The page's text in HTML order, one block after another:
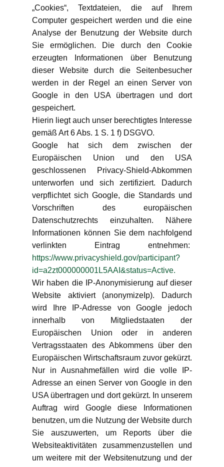
„Cookies“, Textdateien, die auf Ihrem
Computer gespeichert werden und die eine
Analyse der Benutzung der Website durch
Sie ermöglichen. Die durch den Cookie
erzeugten Informationen über Benutzung
dieser Website durch die Seitenbesucher
werden in der Regel an einen Server von
Google in den USA übertragen und dort
gespeichert.
Hierin liegt auch unser berechtigtes Interesse
gemäß Art 6 Abs. 1 S. 1 f) DSGVO.
Google hat sich dem zwischen der
Europäischen Union und den USA
geschlossenen Privacy-Shield-Abkommen
unterworfen und sich zertifiziert. Dadurch
verpflichtet sich Google, die Standards und
Vorschriften des europäischen
Datenschutzrechts einzuhalten. Nähere
Informationen können Sie dem nachfolgend
verlinkten Eintrag entnehmen:
https://www.privacyshield.gov/participant?
id=a2zt000000001L5AAI&status=Active.
Wir haben die IP-Anonymisierung auf dieser
Website aktiviert (anonymizeIp). Dadurch
wird Ihre IP-Adresse von Google jedoch
innerhalb von Mitgliedstaaten der
Europäischen Union oder in anderen
Vertragsstaaten des Abkommens über den
Europäischen Wirtschaftsraum zuvor gekürzt.
Nur in Ausnahmefällen wird die volle IP-
Adresse an einen Server von Google in den
USA übertragen und dort gekürzt. In unserem
Auftrag wird Google diese Informationen
benutzen, um die Nutzung der Website durch
Sie auszuwerten, um Reports über die
Websiteaktivitäten zusammenzustellen und
um weitere mit der Websitenutzung und der